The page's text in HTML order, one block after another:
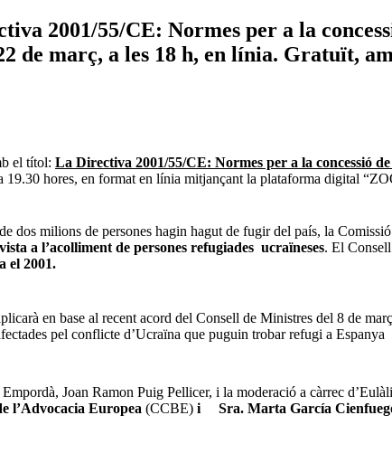
2001/55/CE: Normes per a la
de març, a les 18 h, en línia. Gratuït,
el títol: La Directiva 2001/55/CE: Normes per a la concessió
19.30 hores, en format en línia mitjançant la plataforma digital
dos milions de persones hagin hagut de fugir del país, la
a l’acolliment de persones refugiades ucraïneses. El
el 2001.
en base al recent acord del Consell de Ministres del 8 de
pel conflicte d’Ucraïna que puguin trobar refugi a Espanya
Joan Ramon Puig Pellicer, i la moderació a càrrec
l’Advocacia Europea (CCBE) i Sra. Marta García